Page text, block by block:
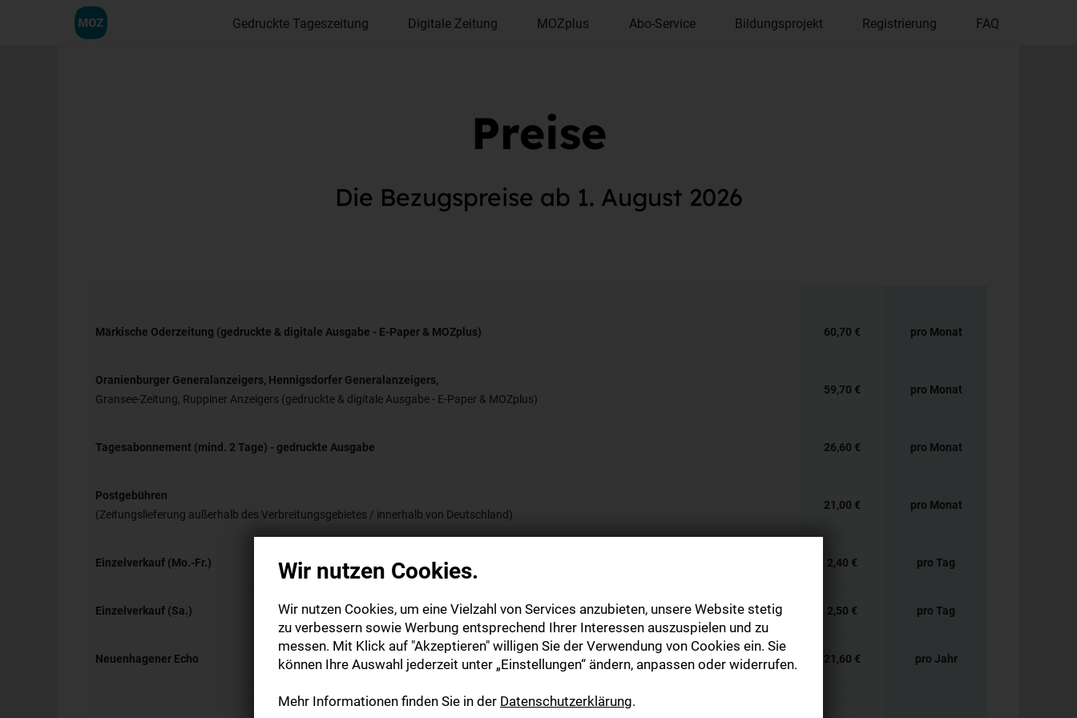
Gedruckte Tageszeitung Digitale Zeitung MOZplus Abo-Service Bildungsprojekt Registrierung FAQ
Preise
Die Bezugspreise ab 1. August 2026
Märkische Oderzeitung (gedruckte & digitale Ausgabe - E-Paper & MOZplus) 60,70 € pro Monat
Oranienburger Generalanzeigers, Hennigsdorfer Generalanzeigers,
Gransee-Zeitung, Ruppiner Anzeigers (gedruckte & digitale Ausgabe - E-Paper & MOZplus)
59,70 € pro Monat
Tagesabonnement (mind. 2 Tage) - gedruckte Ausgabe 26,60 € pro Monat
Postgebühren
(Zeitungslieferung außerhalb des Verbreitungsgebietes / innerhalb von Deutschland)
21,00 € pro Monat
Einzelverkauf (Mo.-Fr.) 2,40 € pro Tag
Einzelverkauf (Sa.) 2,50 € pro Tag
Neuenhagener Echo 21,60 € pro Jahr
Wir nutzen Cookies.
Wir nutzen Cookies, um eine Vielzahl von Services anzubieten, unsere Website stetig
zu verbessern sowie Werbung entsprechend Ihrer Interessen auszuspielen und zu
messen. Mit Klick auf "Akzeptieren" willigen Sie der Verwendung von Cookies ein. Sie
können Ihre Auswahl jederzeit unter „Einstellungen“ ändern, anpassen oder widerrufen.
Mehr Informationen finden Sie in der Datenschutzerklärung.